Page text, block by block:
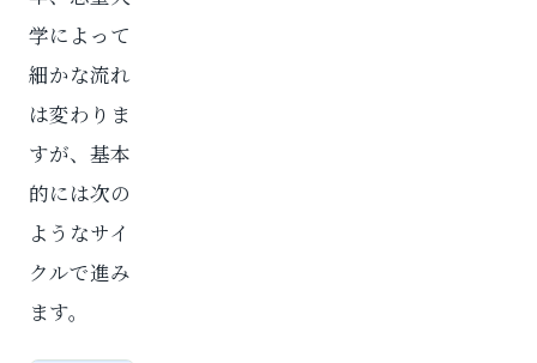
学によって
細かな流れ
は変わりま
すが、基本
的には次の
ようなサイ
クルで進み
ます。